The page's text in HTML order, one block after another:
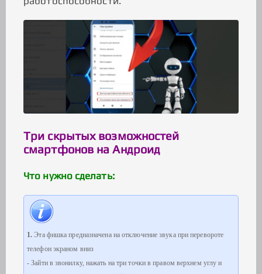
Три скрытых возможностей
смартфонов на Андроид
Что нужно сделать:
1. Эта фишка предназначена на отключение звука при перевороте
телефон экраном вниз
- Зайти в звонилку, нажать на три точки в правом верхнем углу и